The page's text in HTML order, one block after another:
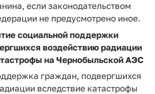
если законодательством
не предусмотрено иное.
социальной поддержки
воздействию радиации
на Чернобыльской АЭС
граждан, подвергшихся
вследствие катастрофы